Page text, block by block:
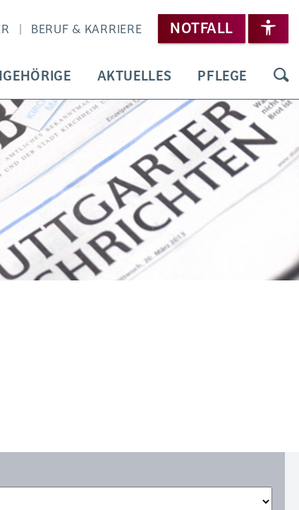
BERUF & KARRIERE NOTFALL
AKTUELLES PFLEGE